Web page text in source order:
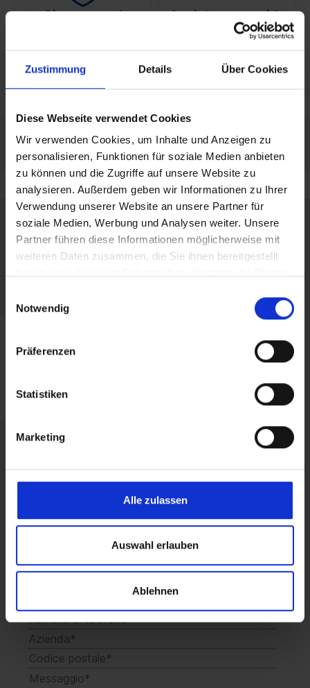
Zustimmung Details Über Cookies
Diese Webseite verwendet Cookies
Wir verwenden Cookies, um Inhalte und Anzeigen zu
personalisieren, Funktionen für soziale Medien anbieten
zu können und die Zugriffe auf unsere Website zu
analysieren. Außerdem geben wir Informationen zu Ihrer
Verwendung unserer Website an unsere Partner für
soziale Medien, Werbung und Analysen weiter. Unsere
Partner führen diese Informationen möglicherweise mit
weiteren Daten zusammen, die Sie ihnen bereitgestellt
Notwendig
Präferenzen
Statistiken
Marketing
Alle zulassen
Auswahl erlauben
Ablehnen
Sicurezza al
tramite trasferimento di
Assistenza rapida
Affidabilità grazie a un
Richieda subito una
consulenza senza impegno.